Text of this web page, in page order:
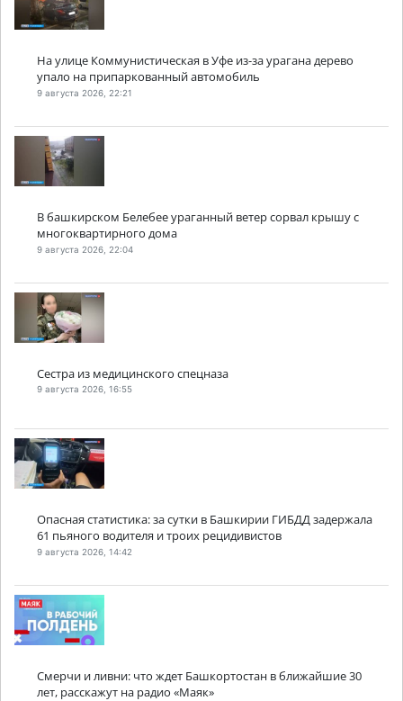
На улице Коммунистическая в Уфе из-за урагана дерево
упало на припаркованный автомобиль
9 августа 2026, 22:21
В башкирском Белебее ураганный ветер сорвал крышу с
многоквартирного дома
9 августа 2026, 22:04
Сестра из медицинского спецназа
9 августа 2026, 16:55
Опасная статистика: за сутки в Башкирии ГИБДД задержала
61 пьяного водителя и троих рецидивистов
9 августа 2026, 14:42
Смерчи и ливни: что ждет Башкортостан в ближайшие 30
лет, расскажут на радио «Маяк»